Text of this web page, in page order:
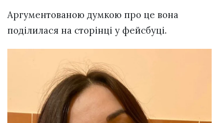
Аргументованою думкою про це вона
поділилася на сторінці у фейсбуці.